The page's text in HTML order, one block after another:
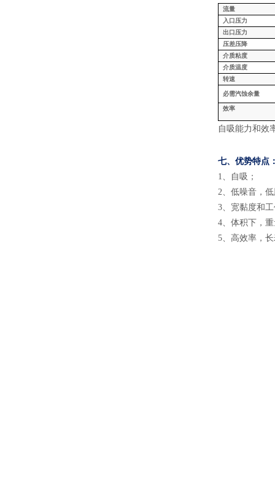
流量
入口压力
出口压力
压差压降
介质粘度
介质温度
转速
必需汽蚀余量
效率
自吸能力和效
七、 优势特点
1、 自吸 ；
2、 低噪音，
3、 宽黏度和
4、 体积下，
5、 高效率，